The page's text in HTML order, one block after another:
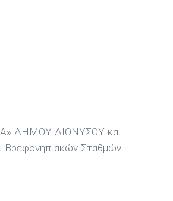
ΔΗΜΟΥ ΔΙΟΝΥΣΟΥ και
Βρεφονηπιακών Σταθμών